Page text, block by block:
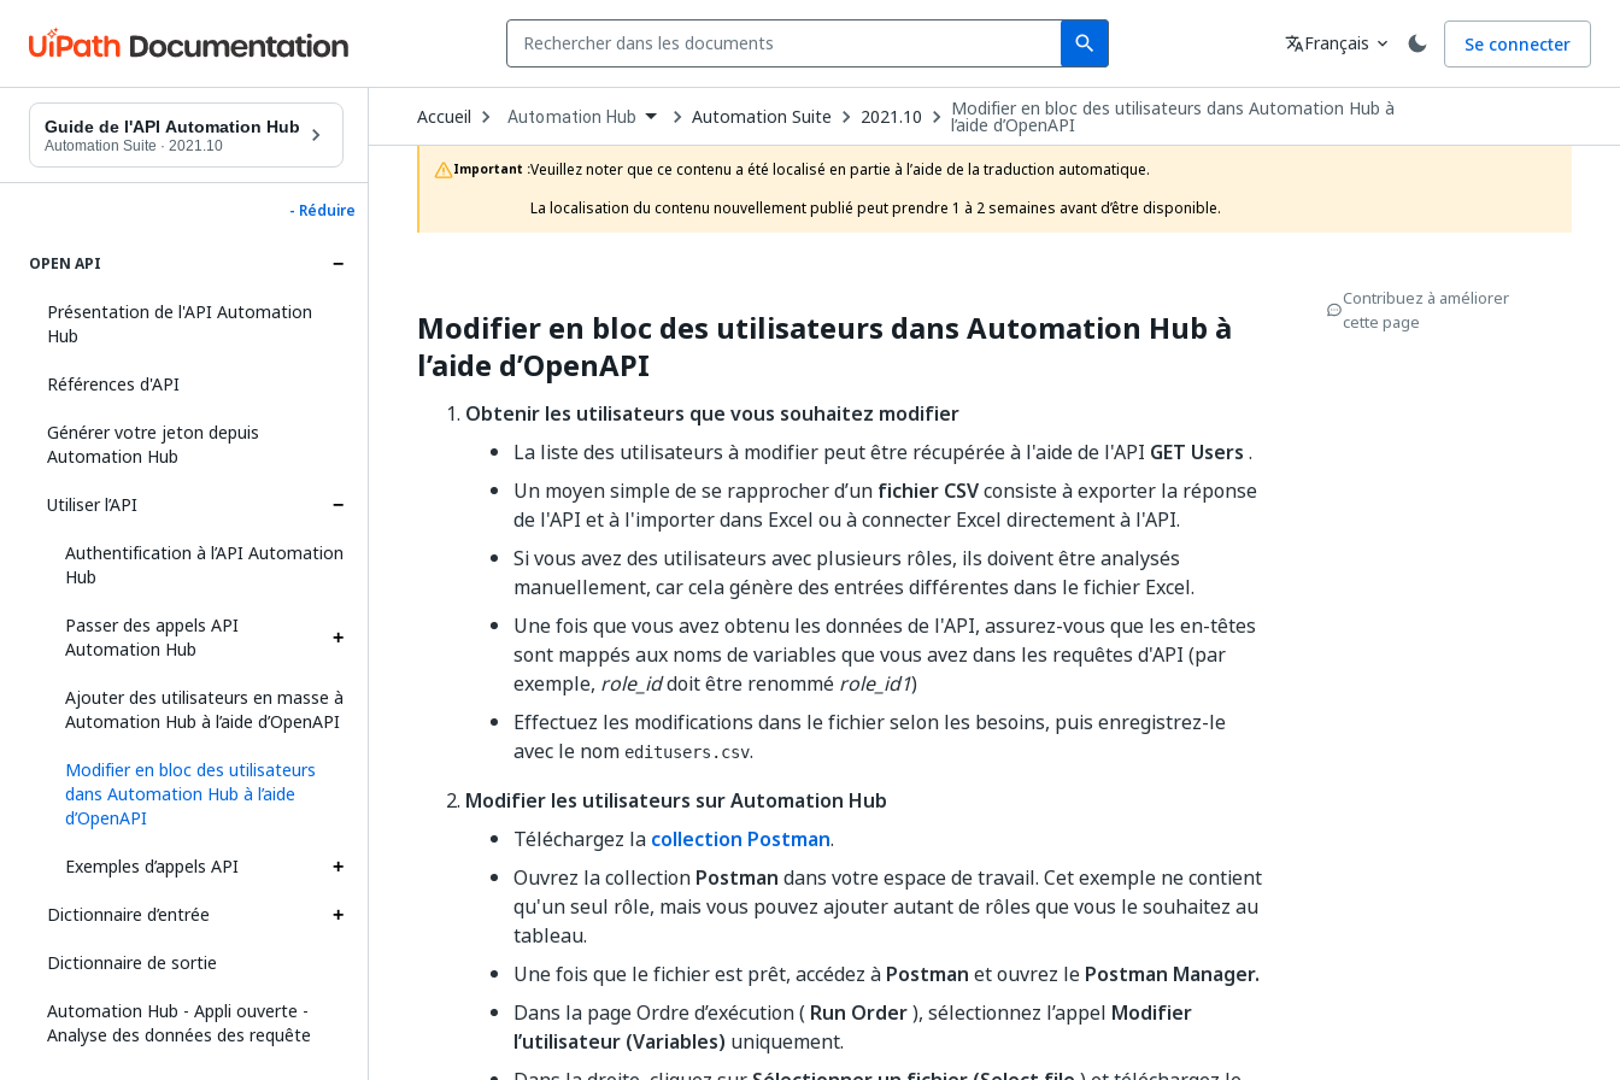
search
Search Langue
translateFrançais expand_more Se connecter
Guide de l'API Automation Hub
Automation Suite · 2021.10
- Réduire
OPEN API
Présentation de l'API Automation
Hub
Références d'API
Générer votre jeton depuis
Automation Hub
Utiliser l’API
Authentification à l’API Automation
Hub
Passer des appels API
Automation Hub
Ajouter des utilisateurs en masse à
Automation Hub à l’aide d’OpenAPI
Modifier en bloc des utilisateurs
dans Automation Hub à l’aide
d’OpenAPI
Exemples d’appels API
Dictionnaire d’entrée
Dictionnaire de sortie
Automation Hub - Appli ouverte -
Analyse des données des requête
Accueil Open
Dropdown
to
choose
product
Automation Hub Automation Suite 2021.10 Modifier en bloc des utilisateurs dans Automation Hub à
l’aide d’OpenAPI
Important :Veuillez noter que ce contenu a été localisé en partie à l’aide de la traduction automatique.
La localisation du contenu nouvellement publié peut prendre 1 à 2 semaines avant d’être disponible.
Modifier en bloc des utilisateurs dans Automation Hub à
l’aide d’OpenAPI
Obtenir les utilisateurs que vous souhaitez modifier
La liste des utilisateurs à modifier peut être récupérée à l'aide de l'API GET Users .
Un moyen simple de se rapprocher d’un fichier CSVconsiste à exporter la réponse
de l'API et à l'importer dans Excel ou à connecter Excel directement à l'API.
Si vous avez des utilisateurs avec plusieurs rôles, ils doivent être analysés
manuellement, car cela génère des entrées différentes dans le fichier Excel.
Une fois que vous avez obtenu les données de l'API, assurez-vous que les en-têtes
sont mappés aux noms de variables que vous avez dans les requêtes d'API (par
exemple, role_iddoit être renommé role_id1)
Effectuez les modifications dans le fichier selon les besoins, puis enregistrez-le
avec le nom editusers.csv.
Modifier les utilisateurs sur Automation Hub
Téléchargez la collection Postman.
Ouvrez la collection Postman dans votre espace de travail. Cet exemple ne contient
qu'un seul rôle, mais vous pouvez ajouter autant de rôles que vous le souhaitez au
tableau.
Une fois que le fichier est prêt, accédez à Postman et ouvrez le Postman Manager.
Dans la page Ordre d’exécution ( Run Order), sélectionnez l’appel Modifier
l’utilisateur (Variables) uniquement.
Contribuez à améliorer
cette page